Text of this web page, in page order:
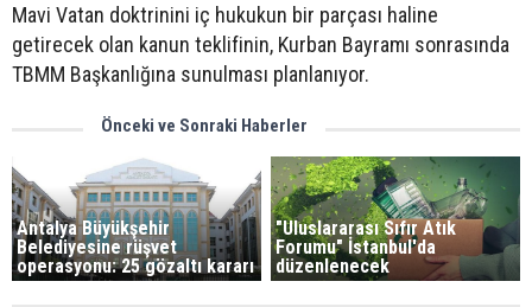
Mavi Vatan doktrinini iç hukukun bir parçası haline
getirecek olan kanun teklifinin, Kurban Bayramı sonrasında
TBMM Başkanlığına sunulması planlanıyor.
Önceki ve Sonraki Haberler
Antalya Büyükşehir
Belediyesine rüşvet
operasyonu: 25 gözaltı kararı
"Uluslararası Sıfır Atık
Forumu" İstanbul'da
düzenlenecek